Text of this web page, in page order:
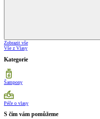
Zobrazit vše
Vše z Vlasy
Kategorie
Šampony
Péče o vlasy
S čím vám pomůžeme